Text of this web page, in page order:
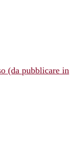
(da pubblicare in